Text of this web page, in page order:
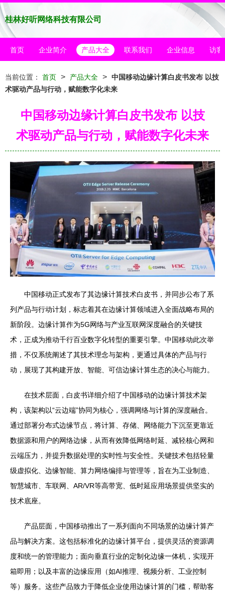
桂林好听网络科技有限公司
首页 企业简介 产品大全 联系我们 企业信息 访客
当前位置： 首页 > 产品大全 > 中国移动边缘计算白皮书发布 以技
术驱动产品与行动，赋能数字化未来
中国移动边缘计算白皮书发布 以技
术驱动产品与行动，赋能数字化未来
中国移动正式发布了其边缘计算技术白皮书，并同步公布了系
列产品与行动计划，标志着其在边缘计算领域进入全面战略布局的
新阶段。边缘计算作为5G网络与产业互联网深度融合的关键技
术，正成为推动千行百业数字化转型的重要引擎。中国移动此次举
措，不仅系统阐述了其技术理念与架构，更通过具体的产品与行
动，展现了其构建开放、智能、可信边缘计算生态的决心与能力。
在技术层面，白皮书详细介绍了中国移动的边缘计算技术架
构，该架构以“云边端”协同为核心，强调网络与计算的深度融合。
通过部署分布式边缘节点，将计算、存储、网络能力下沉至更靠近
数据源和用户的网络边缘，从而有效降低网络时延、减轻核心网和
云端压力，并提升数据处理的实时性与安全性。关键技术包括轻量
级虚拟化、边缘智能、算力网络编排与管理等，旨在为工业制造、
智慧城市、车联网、AR/VR等高带宽、低时延应用场景提供坚实的
技术底座。
产品层面，中国移动推出了一系列面向不同场景的边缘计算产
品与解决方案。这包括标准化的边缘计算平台，提供灵活的资源调
度和统一的管理能力；面向垂直行业的定制化边缘一体机，实现开
箱即用；以及丰富的边缘应用（如AI推理、视频分析、工业控制
等）服务。这些产品致力于降低企业使用边缘计算的门槛，帮助客